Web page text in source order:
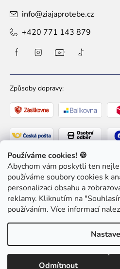
Používáme cookies! 🍪
Abychom vám poskytli ten
používáme soubory cookies k
personalizaci obsahu a
reklamy. Kliknutím na
používáním. Více informací
Odmítnout
info@ziajaprotebe.cz
+420 771 143 879
Způsoby dopravy:
Způsoby platby:
Ziaja pro
Upravit